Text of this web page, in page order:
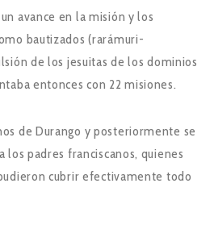
avance en la misión y los
bautizados (rarámuri-
de los jesuitas de los dominios
entonces con 22 misiones.
de Durango y posteriormente se
los padres franciscanos, quienes
cubrir efectivamente todo